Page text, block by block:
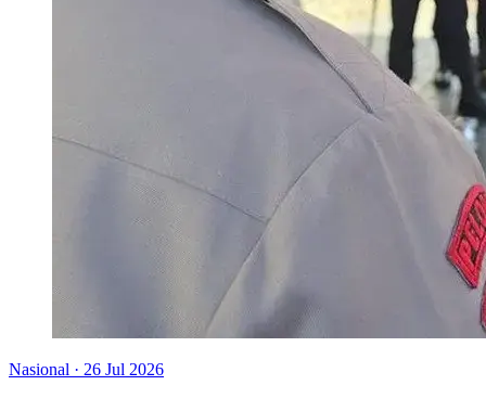
Nasional · 26 Jul 2026